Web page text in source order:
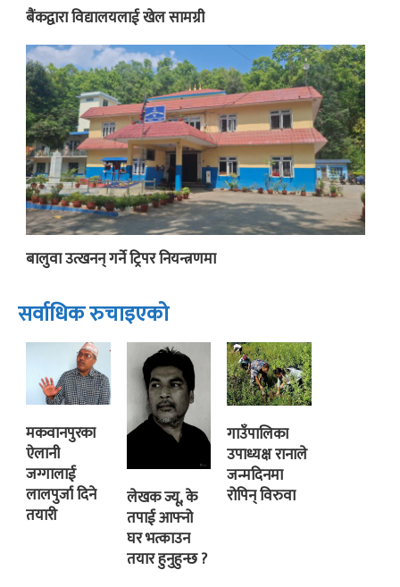
बैंकद्वारा विद्यालयलाई खेल सामग्री
बालुवा उत्खनन् गर्ने ट्रिपर नियन्त्रणमा
सर्वाधिक रुचाइएको
मकवानपुरका
ऐलानी
जग्गालाई
लालपुर्जा दिने
तयारी
लेखक ज्यू, के
तपाई आफ्नो
घर भत्काउन
तयार हुनुहुन्छ ?
गाउँपालिका
उपाध्यक्ष रानाले
जन्मदिनमा
रोपिन् विरुवा